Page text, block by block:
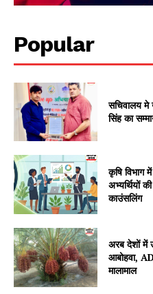
Vishwasniya
Popular
सचिवालय मे
सिंह का
कृषि विभाग
अभ्यर्थियों
काउंसलिंग
अरब देशों में
आबोहवा,
मालामाल